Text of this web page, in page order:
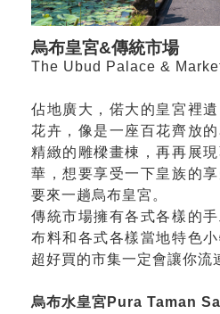
烏布皇宮&傳統市場
The Ubud Palace &
佔地廣大，偌大的皇宮裡
花卉，像是一座百花齊放
精緻的雕樑畫棟，再再展
華，想要享受一下皇族的
要來一趟烏布皇宮。
傳統市場擁有各式各樣的
布料和各式各樣當地特色小
超好買的市集一定會讓你流
烏布水皇宮Pura Taman